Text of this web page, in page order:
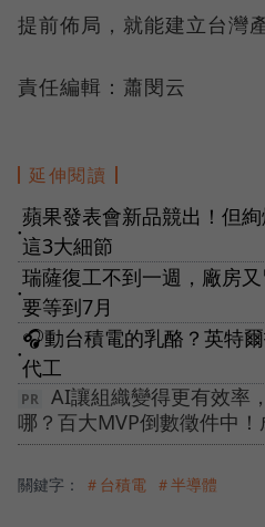
提前佈局，就能建立台灣
責任編輯：蕭閔云
延伸閱讀
●
蘋果發表會新品競出！但
這3大細節
●
瑞薩復工不到一週，廠房
要等到7月
●
🎧動台積電的乳酪？英特
代工
AI讓組織變得更有效率
哪？百大MVP倒數徵件中
關鍵字： ＃台積電 ＃半導體